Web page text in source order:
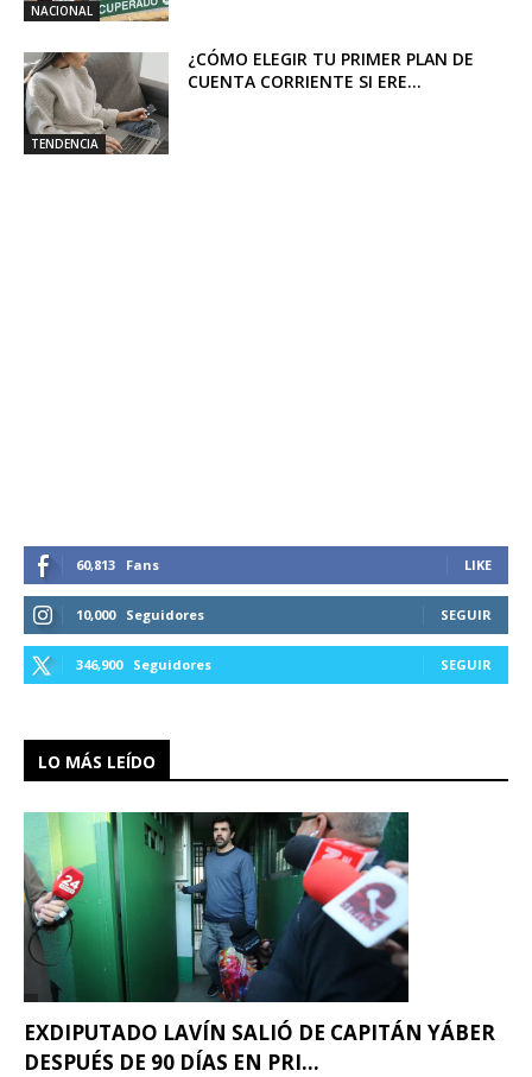
NACIONAL
TENDENCIA
¿CÓMO ELEGIR TU PRIMER PLAN DE
CUENTA CORRIENTE SI ERE...
60,813 Fans LIKE
10,000 Seguidores SEGUIR
346,900 Seguidores SEGUIR
LO MÁS LEÍDO
EXDIPUTADO LAVÍN SALIÓ DE CAPITÁN YÁBER
DESPUÉS DE 90 DÍAS EN PRI...